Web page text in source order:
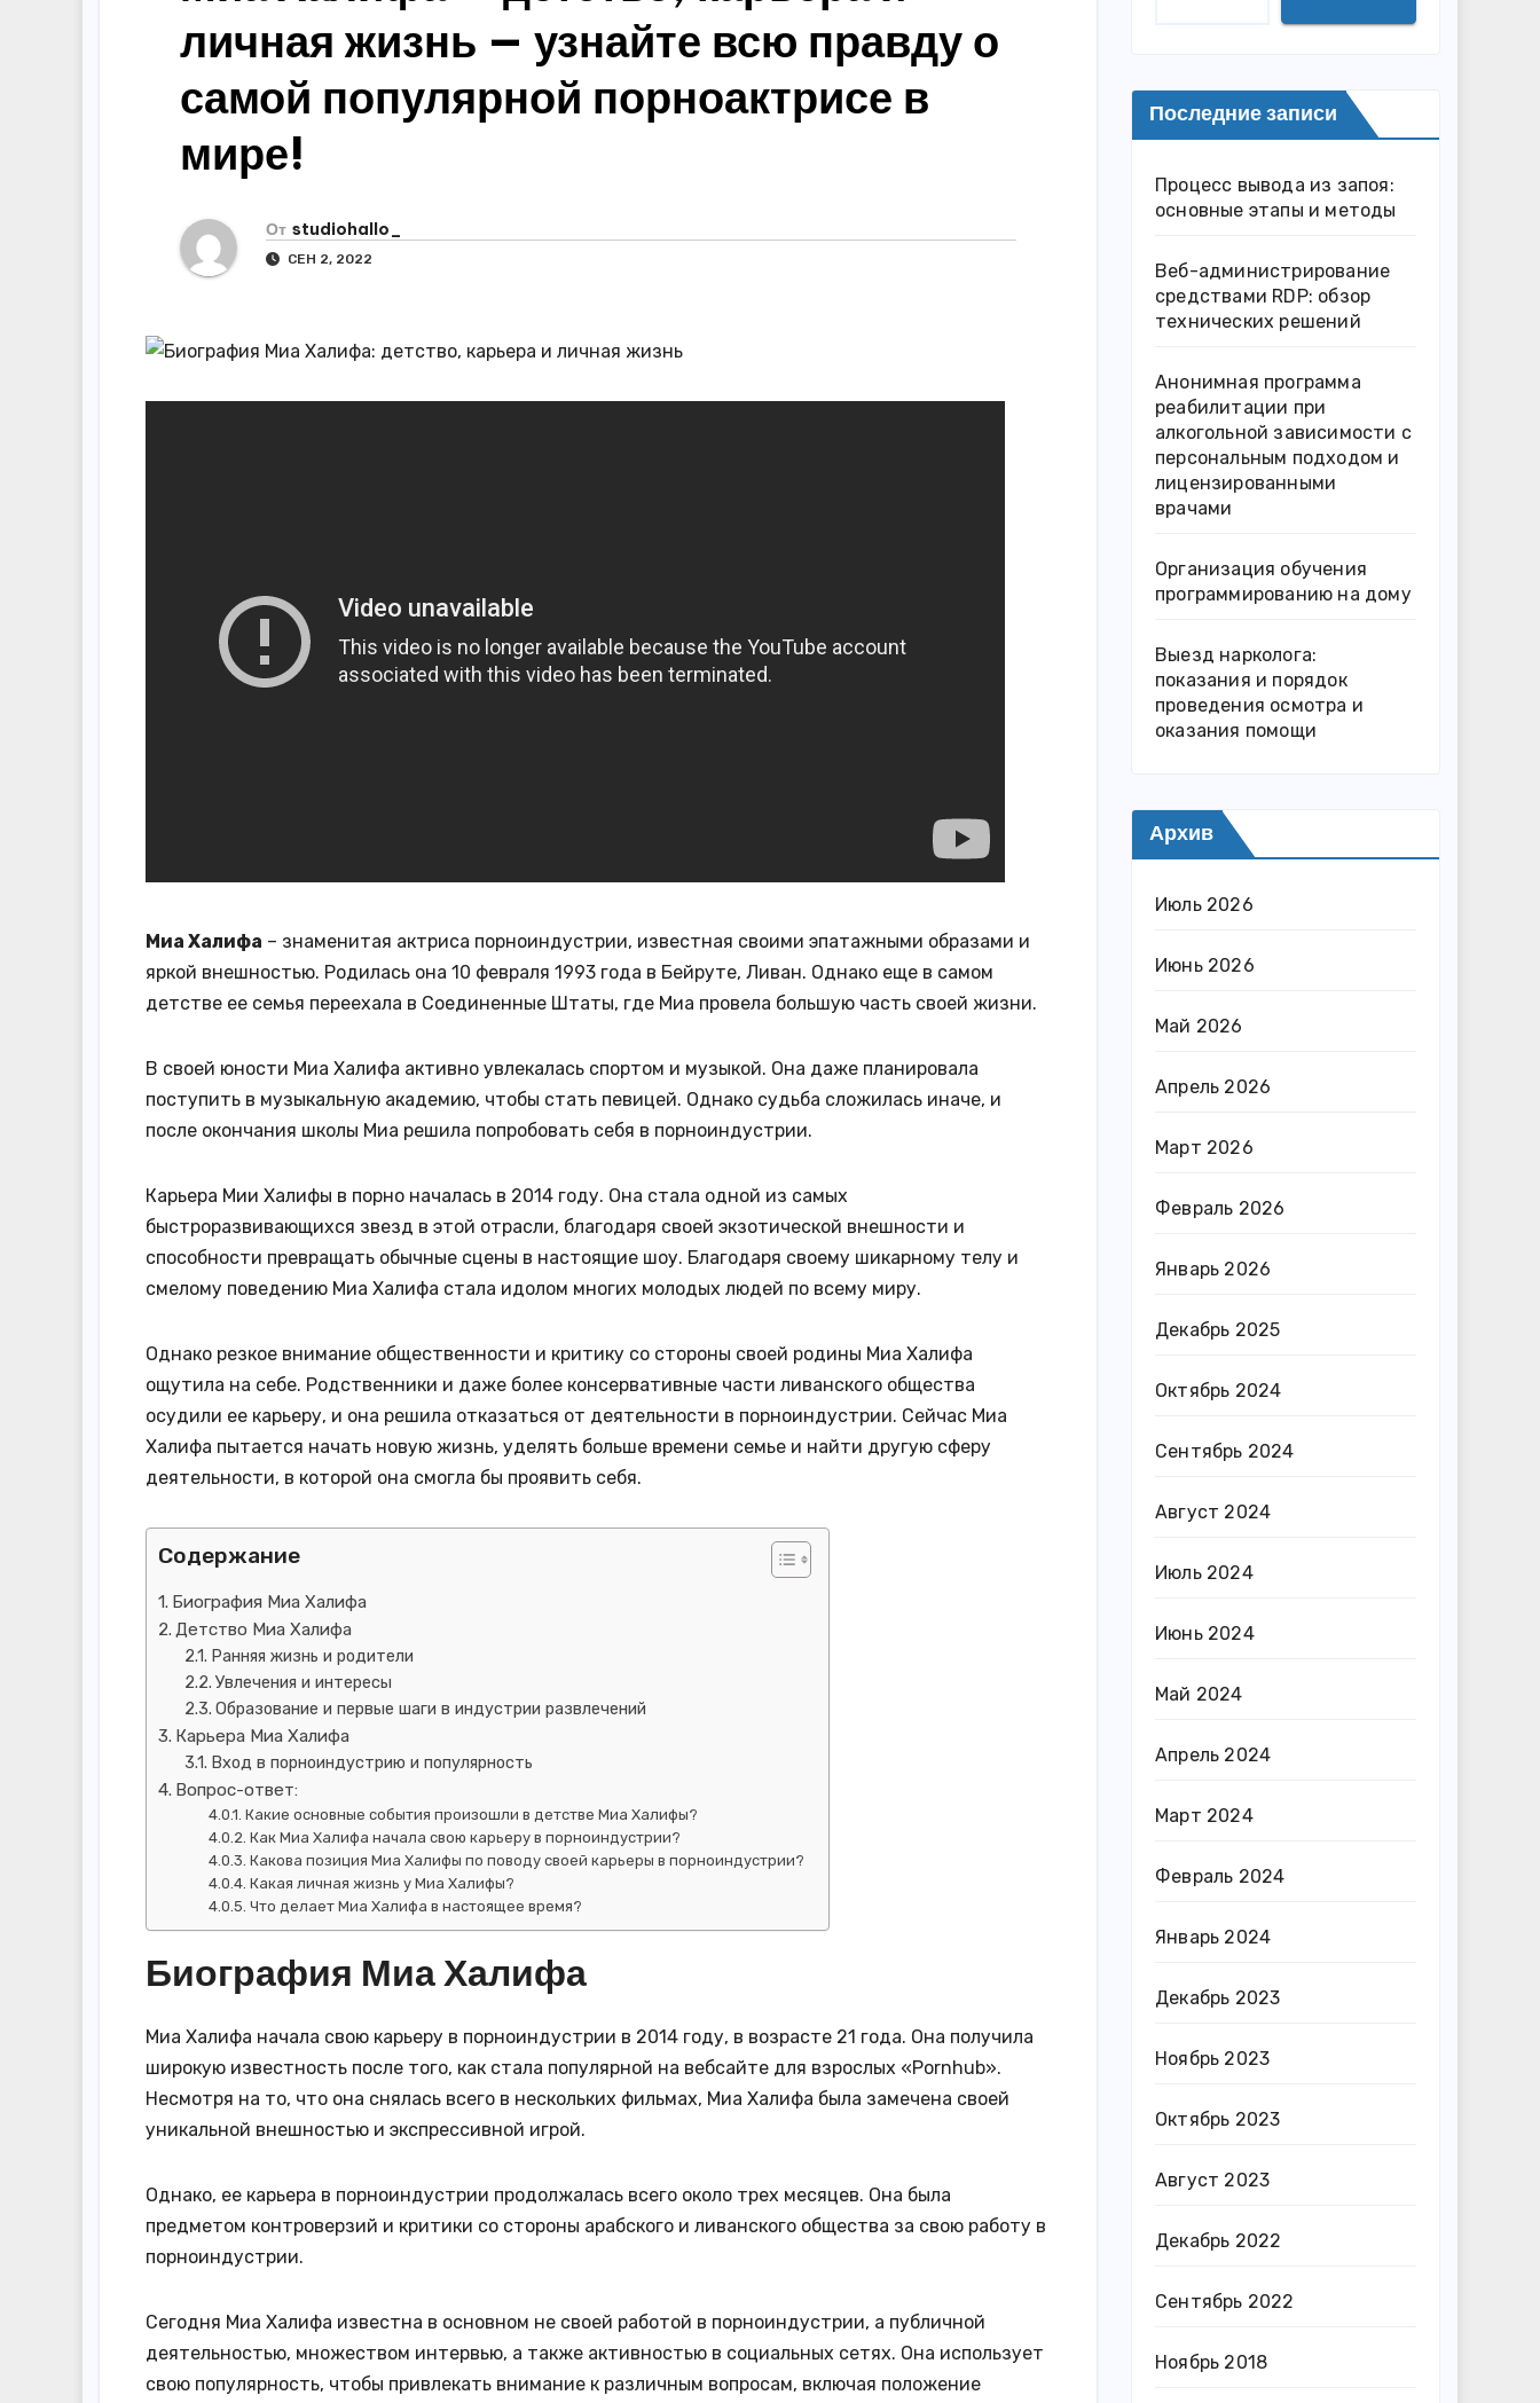
личная жизнь — узнайте всю правду о
самой популярной порноактрисе в
мире!
От studiohallo_
СЕН 2, 2022
Миа Халифа – знаменитая актриса порноиндустрии, известная своими эпатажными образами и
яркой внешностью. Родилась она 10 февраля 1993 года в Бейруте, Ливан. Однако еще в самом
детстве ее семья переехала в Соединенные Штаты, где Миа провела большую часть своей жизни.
В своей юности Миа Халифа активно увлекалась спортом и музыкой. Она даже планировала
поступить в музыкальную академию, чтобы стать певицей. Однако судьба сложилась иначе, и
после окончания школы Миа решила попробовать себя в порноиндустрии.
Карьера Мии Халифы в порно началась в 2014 году. Она стала одной из самых
быстроразвивающихся звезд в этой отрасли, благодаря своей экзотической внешности и
способности превращать обычные сцены в настоящие шоу. Благодаря своему шикарному телу и
смелому поведению Миа Халифа стала идолом многих молодых людей по всему миру.
Однако резкое внимание общественности и критику со стороны своей родины Миа Халифа
ощутила на себе. Родственники и даже более консервативные части ливанского общества
осудили ее карьеру, и она решила отказаться от деятельности в порноиндустрии. Сейчас Миа
Халифа пытается начать новую жизнь, уделять больше времени семье и найти другую сферу
деятельности, в которой она смогла бы проявить себя.
Содержание
Биография Миа Халифа
Детство Миа Халифа
Ранняя жизнь и родители
Увлечения и интересы
Образование и первые шаги в индустрии развлечений
Карьера Миа Халифа
Вход в порноиндустрию и популярность
Вопрос-ответ:
Какие основные события произошли в детстве Миа Халифы?
Как Миа Халифа начала свою карьеру в порноиндустрии?
Какова позиция Миа Халифы по поводу своей карьеры в порноиндустрии?
Какая личная жизнь у Миа Халифы?
Что делает Миа Халифа в настоящее время?
Биография Миа Халифа
Миа Халифа начала свою карьеру в порноиндустрии в 2014 году, в возрасте 21 года. Она получила
широкую известность после того, как стала популярной на вебсайте для взрослых «Pornhub».
Несмотря на то, что она снялась всего в нескольких фильмах, Миа Халифа была замечена своей
уникальной внешностью и экспрессивной игрой.
Однако, ее карьера в порноиндустрии продолжалась всего около трех месяцев. Она была
предметом контроверзий и критики со стороны арабского и ливанского общества за свою работу в
порноиндустрии.
Сегодня Миа Халифа известна в основном не своей работой в порноиндустрии, а публичной
деятельностью, множеством интервью, а также активностью в социальных сетях. Она использует
свою популярность, чтобы привлекать внимание к различным вопросам, включая положение
Последние записи
Процесс вывода из запоя:
основные этапы и методы
Веб-администрирование
средствами RDP: обзор
технических решений
Анонимная программа
реабилитации при
алкогольной зависимости с
персональным подходом и
лицензированными
врачами
Организация обучения
программированию на дому
Выезд нарколога:
показания и порядок
проведения осмотра и
оказания помощи
Архив
Июль 2026
Июнь 2026
Май 2026
Апрель 2026
Март 2026
Февраль 2026
Январь 2026
Декабрь 2025
Октябрь 2024
Сентябрь 2024
Август 2024
Июль 2024
Июнь 2024
Май 2024
Апрель 2024
Март 2024
Февраль 2024
Январь 2024
Декабрь 2023
Ноябрь 2023
Октябрь 2023
Август 2023
Декабрь 2022
Сентябрь 2022
Ноябрь 2018